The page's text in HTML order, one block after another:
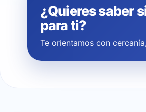
¿Quieres saber
para ti?
Te orientamos con